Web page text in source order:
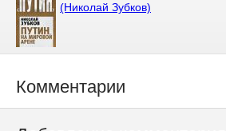
(Николай Зубков)
Комментарии